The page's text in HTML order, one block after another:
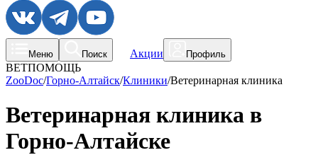
Меню Поиск Акции Профиль
ВЕТПОМОЩЬ
ZooDoc/Горно-Алтайск/Клиники/Ветеринарная клиника
Ветеринарная клиника в
Горно-Алтайске